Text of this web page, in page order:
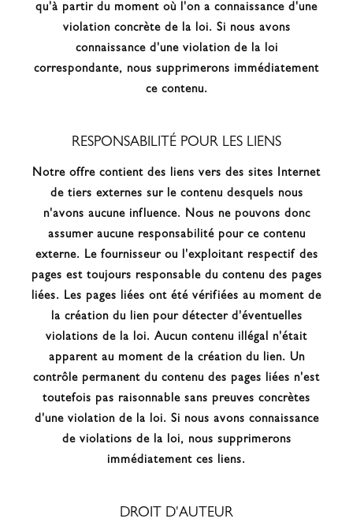
qu'à partir du moment où l'on a connaissance d'une
violation concrète de la loi. Si nous avons
connaissance d'une violation de la loi
correspondante, nous supprimerons immédiatement
ce contenu.
RESPONSABILITÉ POUR LES LIENS
Notre offre contient des liens vers des sites Internet
de tiers externes sur le contenu desquels nous
n'avons aucune influence. Nous ne pouvons donc
assumer aucune responsabilité pour ce contenu
externe. Le fournisseur ou l'exploitant respectif des
pages est toujours responsable du contenu des pages
liées. Les pages liées ont été vérifiées au moment de
la création du lien pour détecter d'éventuelles
violations de la loi. Aucun contenu illégal n'était
apparent au moment de la création du lien. Un
contrôle permanent du contenu des pages liées n'est
toutefois pas raisonnable sans preuves concrètes
d'une violation de la loi. Si nous avons connaissance
de violations de la loi, nous supprimerons
immédiatement ces liens.
DROIT D'AUTEUR